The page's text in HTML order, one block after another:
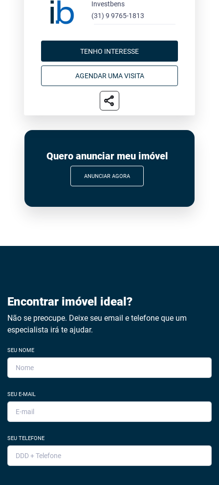
Investbens
(31) 9 9765-1813
TENHO INTERESSE
AGENDAR UMA VISITA
share
Quero anunciar meu imóvel
ANUNCIAR AGORA
Encontrar imóvel ideal?
Não se preocupe. Deixe seu email e telefone que um
especialista irá te ajudar.
SEU NOME
SEU E-MAIL
SEU TELEFONE